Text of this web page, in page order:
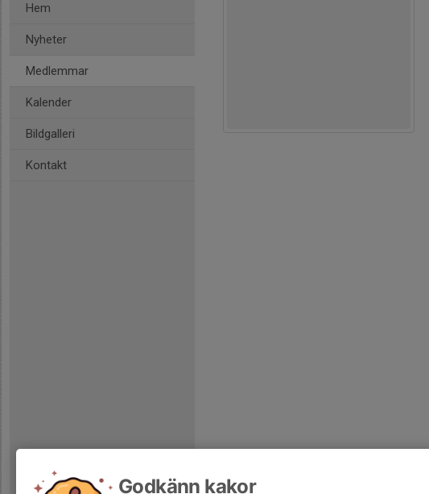
Hem
Nyheter
Medlemmar
Kalender
Bildgalleri
Kontakt
Godkänn kakor